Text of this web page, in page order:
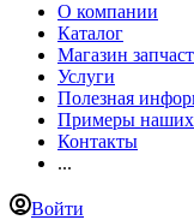
О компании
Каталог
Магазин
Услуги
Полезная
Примеры наших
Контакты
...
Войти